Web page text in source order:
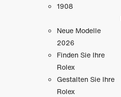
1908
Neue Modelle
2026
Finden Sie Ihre
Rolex
Gestalten Sie Ihre
Rolex